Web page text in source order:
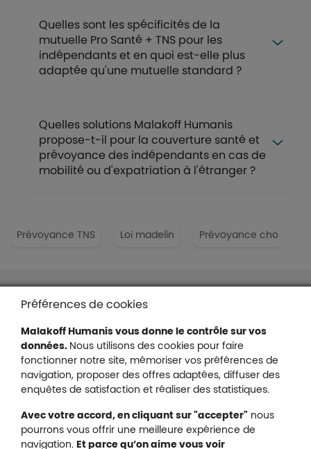
Quelles sont les spécificités de la
mutuelle Pro Santé + TNS pour les
indépendants et en quoi est-elle plus
adaptée qu'une mutuelle standard ?
Quelles solutions Malakoff Humanis
propose-t-il pour la couverture santé et
prévoyance des indépendants en cas de
mobilité ou d'expatriation à l'étranger ?
Prévoyance TNS Loi madelin Prévoyance
Liens en bas de page
Accessibilité : partiellement conforme
Protection des données
Nous contacter
Plan du site
Gestion des cookies
Préférences de cookies
Malakoff Humanis vous donne le contrôle sur vos
données. Nous utilisons des cookies pour faire
fonctionner notre site, mémoriser vos préférences de
navigation, proposer des offres adaptées, diffuser des
enquêtes de satisfaction et réaliser des statistiques.
Avec votre accord, en cliquant sur "accepter" nous
pourrons vous offrir une meilleure expérience de
navigation. Et parce qu’on aime vous voir